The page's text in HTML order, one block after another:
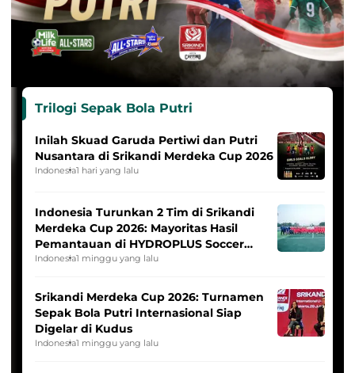
Trilogi Sepak Bola Putri
Inilah Skuad Garuda Pertiwi dan Putri
Nusantara di Srikandi Merdeka Cup 2026
Indonesia1 hari yang lalu
Indonesia Turunkan 2 Tim di Srikandi
Merdeka Cup 2026: Mayoritas Hasil
Pemantauan di HYDROPLUS Soccer
League
Indonesia1 minggu yang lalu
Srikandi Merdeka Cup 2026: Turnamen
Sepak Bola Putri Internasional Siap
Digelar di Kudus
Indonesia1 minggu yang lalu